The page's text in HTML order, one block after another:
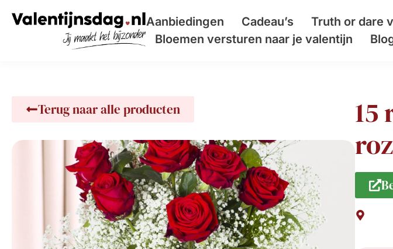
Aanbiedingen Cadeau’s
Truth or dare
Bloemen versturen naar je valentijn
Terug naar alle producten
15